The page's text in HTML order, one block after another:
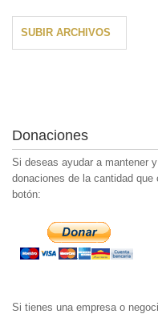
SUBIR ARCHIVOS
Donaciones
Si deseas ayudar a mantener
donaciones de la cantidad
botón:
Si tienes una empresa o